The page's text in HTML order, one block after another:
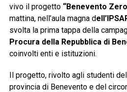
vivo il progetto “Benevento
mattina, nell’aula magna d
svolta la prima tappa della
Procura della Repubblica di
coinvolti enti e istituzioni.
Il progetto, rivolto agli studenti
provincia di Benevento e del